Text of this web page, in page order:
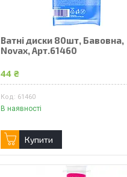
Ватні диски 80шт, Бавовна,
Novax, Арт.61460
44 ₴
61460
В наявності
Купити